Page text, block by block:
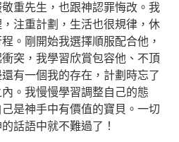
重先生，也跟神認罪悔改。我
注重計劃，生活也很規律，休
。剛開始我選擇順服配合他，
突，我學習欣賞包容他、不頂
有一個我的存在，計劃時忘了
。我慢慢學習調整自己的態
是神手中有價值的寶貝。一切
話語中就不難過了！